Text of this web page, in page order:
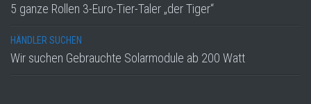
5 ganze Rollen 3-Euro-Tier-Taler „der Tiger“
HÄNDLER SUCHEN
Wir suchen Gebrauchte Solarmodule ab 200 Watt